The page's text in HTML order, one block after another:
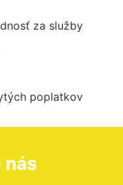
za služby
poplatkov
nás